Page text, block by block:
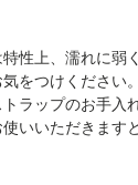
性上、濡れに弱
をつけください。
ラップのお手入
いいただきます